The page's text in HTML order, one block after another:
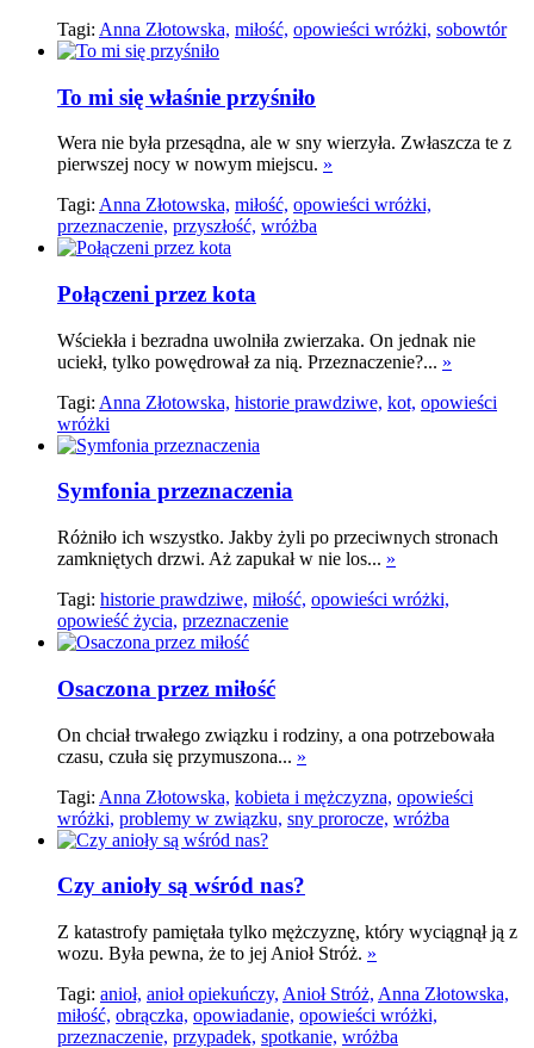
Tagi: Anna Złotowska, miłość, opowieści wróżki, sobowtór
To mi się właśnie przyśniło
Wera nie była przesądna, ale w sny wierzyła. Zwłaszcza te z
pierwszej nocy w nowym miejscu. »
Tagi: Anna Złotowska, miłość, opowieści wróżki,
przeznaczenie, przyszłość, wróżba
Połączeni przez kota
Wściekła i bezradna uwolniła zwierzaka. On jednak nie
uciekł, tylko powędrował za nią. Przeznaczenie?... »
Tagi: Anna Złotowska, historie prawdziwe, kot, opowieści
wróżki
Symfonia przeznaczenia
Różniło ich wszystko. Jakby żyli po przeciwnych stronach
zamkniętych drzwi. Aż zapukał w nie los... »
Tagi: historie prawdziwe, miłość, opowieści wróżki,
opowieść życia, przeznaczenie
Osaczona przez miłość
On chciał trwałego związku i rodziny, a ona potrzebowała
czasu, czuła się przymuszona... »
Tagi: Anna Złotowska, kobieta i mężczyzna, opowieści
wróżki, problemy w związku, sny prorocze, wróżba
Czy anioły są wśród nas?
Z katastrofy pamiętała tylko mężczyznę, który wyciągnął ją z
wozu. Była pewna, że to jej Anioł Stróż. »
Tagi: anioł, anioł opiekuńczy, Anioł Stróż, Anna Złotowska,
miłość, obrączka, opowiadanie, opowieści wróżki,
przeznaczenie, przypadek, spotkanie, wróżba